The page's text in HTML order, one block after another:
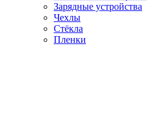
Зарядные устройства
Чехлы
Стёкла
Пленки